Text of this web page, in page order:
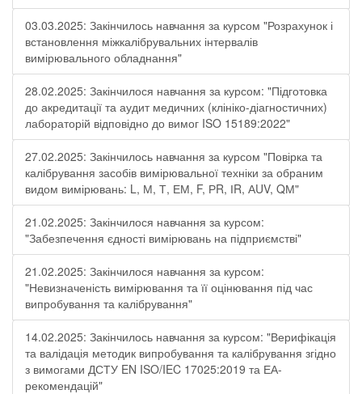
03.03.2025: Закінчилось навчання за курсом "Розрахунок і
встановлення міжкалібрувальних інтервалів
вимірювального обладнання"
28.02.2025: Закінчилося навчання за курсом: "Підготовка
до акредитації та аудит медичних (клініко-діагностичних)
лабораторій відповідно до вимог ISO 15189:2022"
27.02.2025: Закінчилось навчання за курсом "Повірка та
калібрування засобів вимірювальної техніки за обраним
видом вимірювань: L, М, Т, ЕМ, F, РR, ІR, АUV, QМ"
21.02.2025: Закінчилося навчання за курсом:
"Забезпечення єдності вимірювань на підприємстві"
21.02.2025: Закінчилося навчання за курсом:
"Невизначеність вимірювання та її оцінювання під час
випробування та калібрування"
14.02.2025: Закінчилось навчання за курсом: "Верифікація
та валідація методик випробування та калібрування згідно
з вимогами ДСТУ EN ISO/IEC 17025:2019 та ЕА-
рекомендацій"